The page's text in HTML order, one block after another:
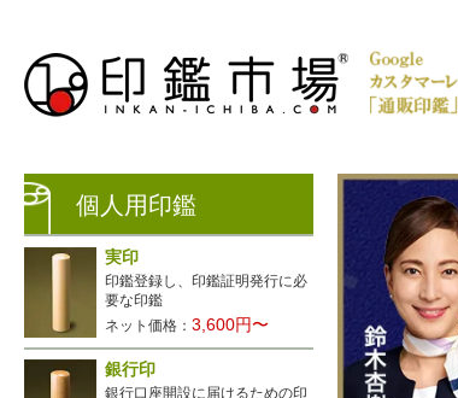
個人用印鑑
実印
印鑑登録し、印鑑証明発行に必
要な印鑑
ネット価格：3,600円〜
銀行印
銀行口座開設に届けるための印